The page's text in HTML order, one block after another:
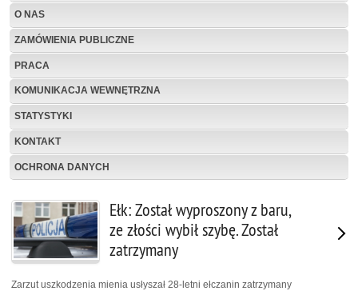
O NAS
ZAMÓWIENIA PUBLICZNE
PRACA
KOMUNIKACJA WEWNĘTRZNA
STATYSTYKI
KONTAKT
OCHRONA DANYCH
Ełk: Został wyproszony z baru,
ze złości wybił szybę. Został
zatrzymany
Zarzut uszkodzenia mienia usłyszał 28-letni ełczanin zatrzymany